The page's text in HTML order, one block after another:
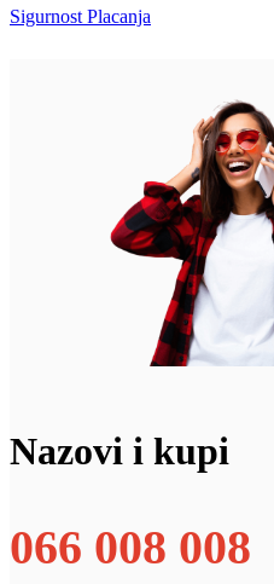
Sigurnost Placanja
Nazovi i kupi
066 008 008